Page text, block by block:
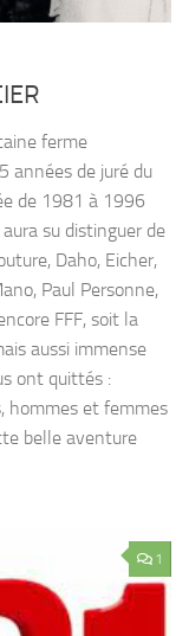
ferme
années de juré du
de 1981 à 1996
su distinguer de
Daho, Eicher,
Paul Personne,
FFF, soit la
aussi immense
ont quittés :
hommes et femmes
belle aventure
1